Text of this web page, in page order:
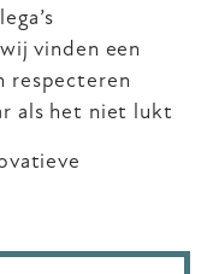
vinden een
respecteren
als het niet lukt